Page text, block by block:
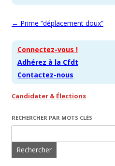
Navigation des articles
← Prime “déplacement doux”
Connectez-vous !
Adhérez à la Cfdt
Contactez-nous
Candidater & Élections
RECHERCHER PAR MOTS CLÉS